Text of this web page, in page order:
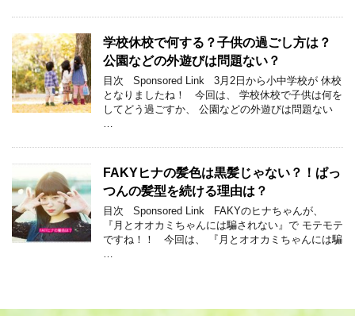
学校休校で何する？子供の過ごし方は？
公園などの外遊びは問題ない？
目次 Sponsored Link 3月2日から小中学校が 休校
となりましたね！ 今回は、 学校休校で子供は何を
してどう過ごすか、 公園などの外遊びは問題ない
…
FAKYヒナの髪色は黒髪じゃない？！ぱっ
つんの髪型を続ける理由は？
目次 Sponsored Link FAKYのヒナちゃんが、
『月とオオカミちゃんには騙されない』で モテモテ
ですね！！ 今回は、 『月とオオカミちゃんには騙
…